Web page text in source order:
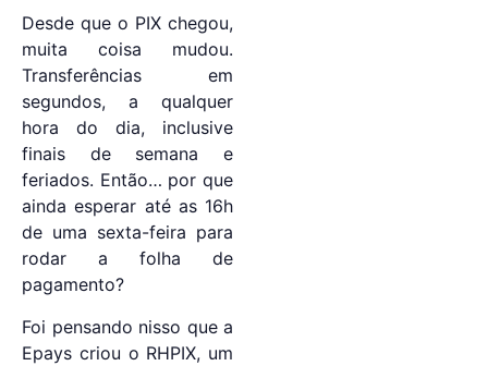
Desde que o PIX chegou,
muita coisa mudou.
Transferências em
segundos, a qualquer
hora do dia, inclusive
finais de semana e
feriados. Então… por que
ainda esperar até as 16h
de uma sexta-feira para
rodar a folha de
pagamento?
Foi pensando nisso que a
Epays criou o RHPIX, um